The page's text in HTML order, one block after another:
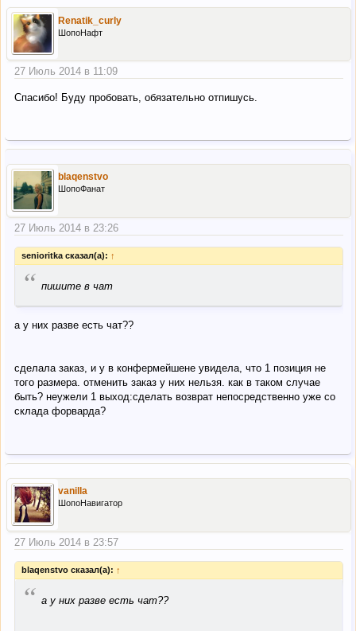
Renatik_curly
ШопоНафт
27 Июль 2014 в 11:09
Спасибо! Буду пробовать, обязательно отпишусь.
blaqenstvo
ШопоФанат
27 Июль 2014 в 23:26
senioritka сказал(а): ↑
“ пишите в чат
а у них разве есть чат??
сделала заказ, и у в конфермейшене увидела, что 1 позиция не
того размера. отменить заказ у них нельзя. как в таком случае
быть? неужели 1 выход:сделать возврат непосредственно уже со
склада форварда?
vanilla
ШопоНавигатор
27 Июль 2014 в 23:57
blaqenstvo сказал(а): ↑
“ а у них разве есть чат??